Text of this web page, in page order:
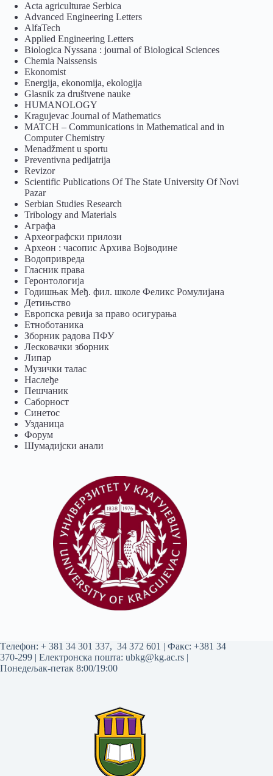
Acta agriculturae Serbica
Advanced Engineering Letters
AlfaTech
Applied Engineering Letters
Biologica Nyssana : journal of Biological Sciences
Chemia Naissensis
Ekonomist
Energija, ekonomija, ekologija
Glasnik za društvene nauke
HUMANOLOGY
Kragujevac Journal of Mathematics
MATCH – Communications in Mathematical and in
Computer Chemistry
Menadžment u sportu
Preventivna pedijatrija
Revizor
Scientific Publications Of The State University Of Novi
Pazar
Serbian Studies Research
Tribology and Materials
Аграфа
Археографски прилози
Археон : часопис Архива Војводине
Водопривреда
Гласник права
Геронтологија
Годишњак Међ. фил. школе Феликс Ромулијана
Детињство
Европска ревија за право осигурања
Eтноботаника
Зборник радова ПФУ
Лесковачки зборник
Липар
Музички талас
Наслеђе
Пешчаник
Саборност
Синетос
Узданица
Форум
Шумадијски анали
Tелефон: + 381 34 301 337, 34 372 601 | Факс: +381 34
370-299 | Електронска пошта: ubkg@kg.ac.rs |
Понедељак-петак 8:00/19:00